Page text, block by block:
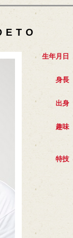
生年月日
身長
出身
趣味
特技